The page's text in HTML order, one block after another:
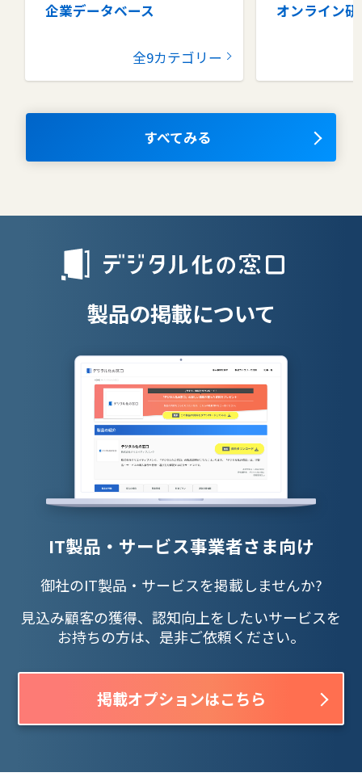
企業データベース
コラボレーションツール
ナレッジマネジメントツール
全9カテゴリー
オンライン研
タレントマ
OKRツール
授業支援シス
すべてみる
製品の掲載について
IT製品・サービス事業者さま向け
御社のIT製品・サービスを掲載しませんか?
見込み顧客の獲得、認知向上をしたいサービスを
お持ちの方は、是非ご依頼ください。
掲載オプションはこちら